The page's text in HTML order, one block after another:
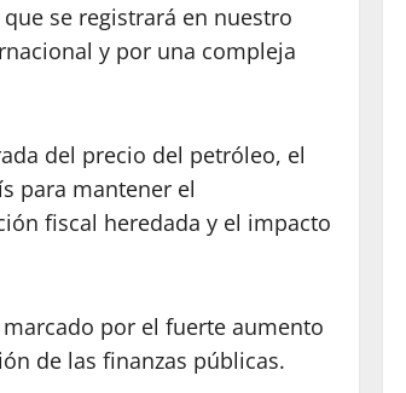
se registrará en nuestro
y por una compleja
del precio del petróleo, el
para mantener el
fiscal heredada y el impacto
por el fuerte aumento
de las finanzas públicas.